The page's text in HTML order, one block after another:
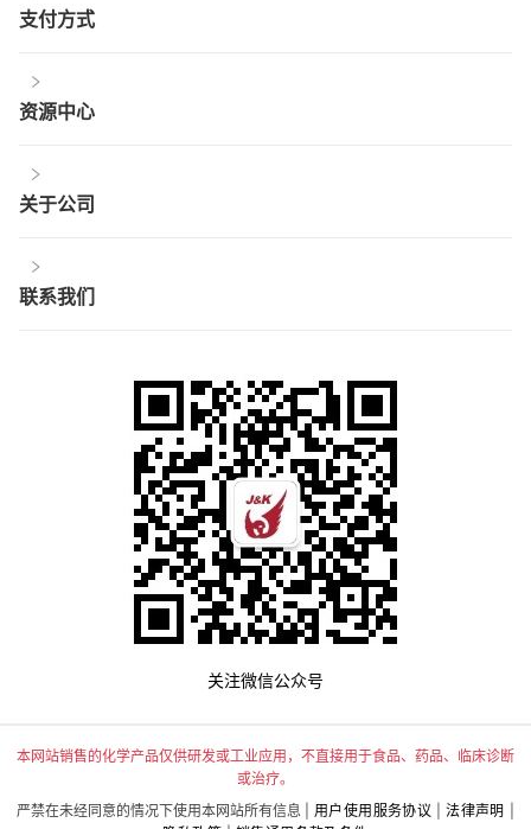
支付方式
资源中心
关于公司
联系我们
关注微信公众号
本网站销售的化学产品仅供研发或工业应用，不直接用于食品、药品、临床诊断
或治疗。
严禁在未经同意的情况下使用本网站所有信息 |
用户使用服务协议 法律声明